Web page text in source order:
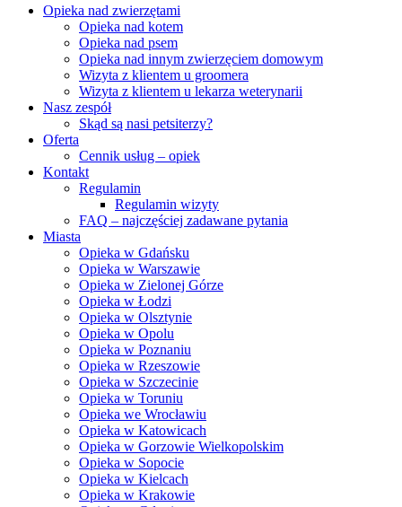
Close
Opieka nad zwierzętami
Opieka nad kotem
Opieka nad psem
Opieka nad innym zwierzęciem domowym
Wizyta z klientem u groomera
Wizyta z klientem u lekarza weterynarii
Nasz zespół
Skąd są nasi petsiterzy?
Oferta
Cennik usług – opiek
Kontakt
Regulamin
Regulamin wizyty
FAQ – najczęściej zadawane pytania
Miasta
Opieka w Gdańsku
Opieka w Warszawie
Opieka w Zielonej Górze
Opieka w Łodzi
Opieka w Olsztynie
Opieka w Opolu
Opieka w Poznaniu
Opieka w Rzeszowie
Opieka w Szczecinie
Opieka w Toruniu
Opieka we Wrocławiu
Opieka w Katowicach
Opieka w Gorzowie Wielkopolskim
Opieka w Sopocie
Opieka w Kielcach
Opieka w Krakowie